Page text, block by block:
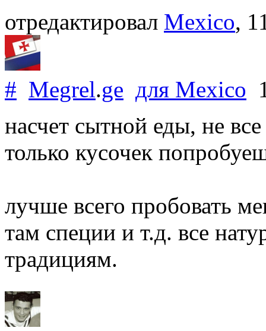
отредактировал Mexico,
# Megrel.ge для Mexico
насчет сытной еды, не
только кусочек
лучше всего пробовать
там специи и т.д. все
традициям.